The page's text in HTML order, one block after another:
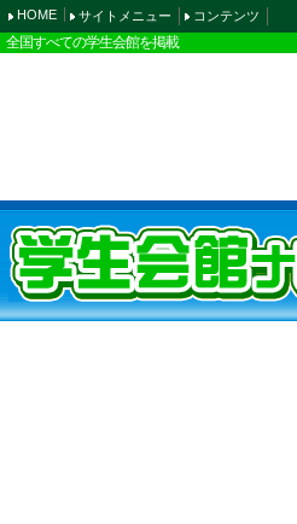
HOME サイトメニュー コンテンツ
全国すべての学生会館を掲載